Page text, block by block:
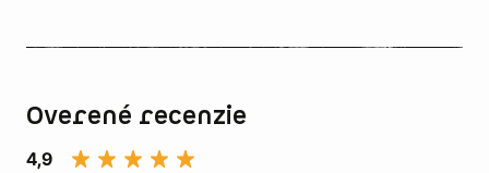
Overené recenzie
4,9